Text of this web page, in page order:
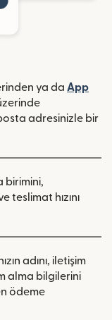
pencerede açılır)
ya da App
pencerede açılır)
adresinizle bir
birimini,
teslimat hızını
adını, iletişim
alma bilgilerini
ödeme